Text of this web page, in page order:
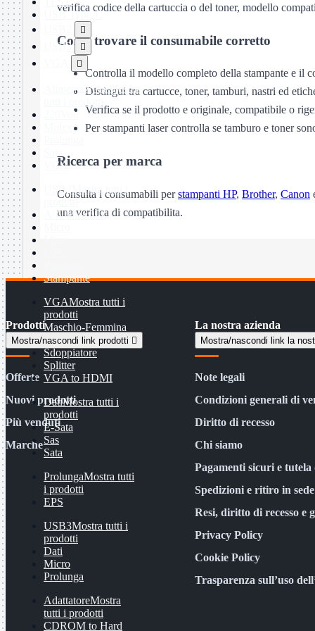
USB Type-C

USB3 

AlimentazioneMostra
220Volt
VGA
USB2
Mostra tutti i
prodotti
A/A Maschio
Stampante
VGAMostra tutti i
prodotti
Maschio-Femmina
Maschio-Maschio
Sdoppiatore
Splitter
VGA to HDMI
DatiMostra tutti i
prodotti
E-Sata
Sas
Sata
ProlungaMostra tutti
i prodotti
EPS
USB3Mostra tutti i
prodotti
Dati
Micro
Prolunga
AdattatoreMostra
tutti i prodotti
CDROM to Hard
verifica codice della cartuccia o del toner, modello
Come trovare il consumabile corretto
Controlla il modello completo della stampante e il
Distingui tra cartucce, toner, tamburi, nastri ed
Verifica se il prodotto e originale, compatibile o
Per stampanti laser controlla se tamburo e toner
Ricerca per marca
Consulta i consumabili perstampanti HP, Brother, Canon
una verifica di compatibilita.
Prodotti
Mostra/nascondi link prodotti 
Offerte
Nuovi prodotti
Più venduti
Marche
La nostra azienda
Mostra/nascondi link la
Note legali
Condizioni generali di
Diritto di recesso
Chi siamo
Pagamenti sicuri e tutela
Spedizioni e ritiro in sede
Resi, diritto di recesso e
Privacy Policy
Cookie Policy
Trasparenza sull’uso